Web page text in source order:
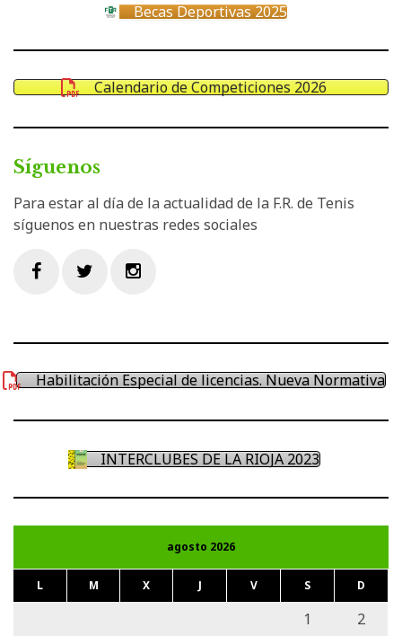
Becas Deportivas 2025
Calendario de Competiciones 2026
Síguenos
Para estar al día de la actualidad de la F.R. de Tenis
síguenos en nuestras redes sociales
Habilitación Especial de licencias. Nueva Normativa
INTERCLUBES DE LA RIOJA 2023
agosto 2026
L M X J V S D
1
2